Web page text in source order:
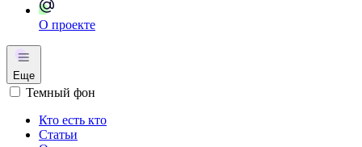
О проекте
Еще
Темный фон
Кто есть кто
Статьи